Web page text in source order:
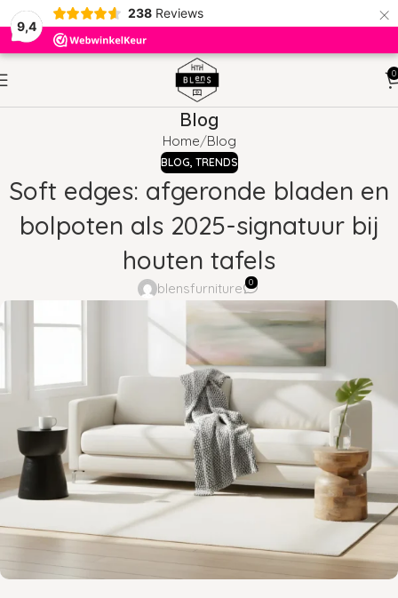
9,4
238 Reviews ×
0
Blog
Home Blog
BLOG, TRENDS
Soft edges: afgeronde bladen en
bolpoten als 2025-signatuur bij
houten tafels
blensfurniture 0